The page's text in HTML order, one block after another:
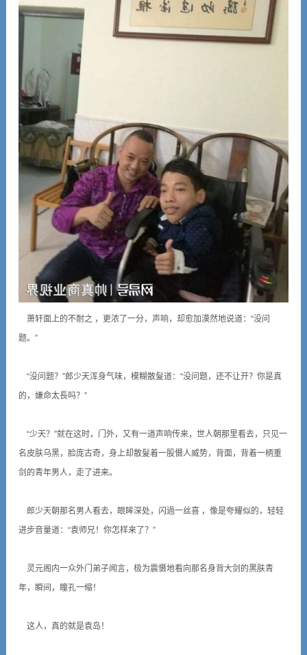
萧轩面上的不耐之 ，更浓了一分，声响，却愈加漠然地说道：“没问
题。”
“没问题？”郎少天浑身气味，模糊散髮道：“没问题，还不让开？你是真
的，嫌命太長吗？”
“少天？”就在这时，门外，又有一道声响传来，世人朝那里看去，只见一
名皮肤乌黑，脸庞古奇，身上却散髮着一股慑人威势，背面，背着一柄重
剑的青年男人，走了进来。
郎少天朝那名男人看去，眼眸深处，闪過一丝喜 ，像是夸耀似的，轻轻
进步音量道：“袁师兄！你怎样来了？”
灵元阁内一众外门弟子闻言，极为震慑地看向那名身背大剑的黑肤青
年，瞬间，瞳孔一缩！
这人，真的就是袁岛！